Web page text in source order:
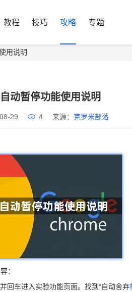
教程 技巧 攻略 专题
用说明
动暂停功能使用说明
29 4 来源： 克罗米部落
：
回车进入实验功能页面。找到“自动舍弃